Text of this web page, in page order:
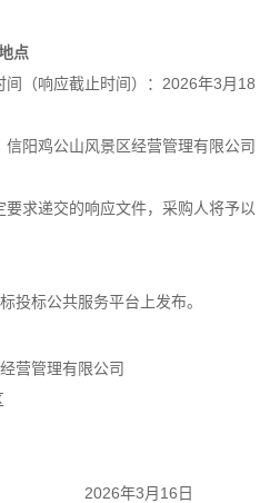
点
（响应截止时间）：2026年3月18
阳鸡公山风景区经营管理有限公司
要求递交的响应文件， 采购人将予以
投标公共服务平台上发布。
营管理有限公司
3月16日